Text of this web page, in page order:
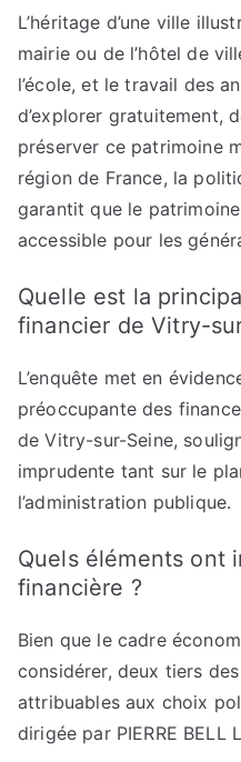
L’héritage d’une ville
mairie ou de l’hôtel de
l’école, et le travail des
d’explorer gratuitement,
préserver ce patrimoine
région de France, la
garantit que le
accessible pour les
Quelle est la
financier de Vitry-
L’enquête met en
préoccupante des
de Vitry-sur-Seine,
imprudente tant sur le
l’administration publique.
Quels éléments ont
financière ?
Bien que le cadre
considérer, deux tiers
attribuables aux choix
dirigée par PIERRE BELL